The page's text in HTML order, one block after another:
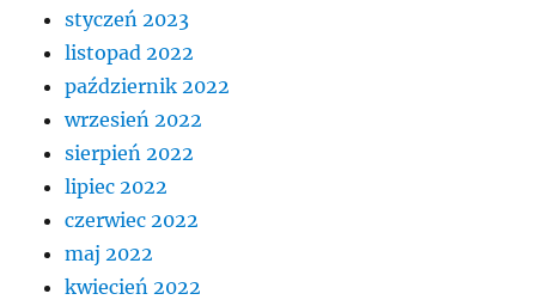
styczeń 2023
listopad 2022
październik 2022
wrzesień 2022
sierpień 2022
lipiec 2022
czerwiec 2022
maj 2022
kwiecień 2022